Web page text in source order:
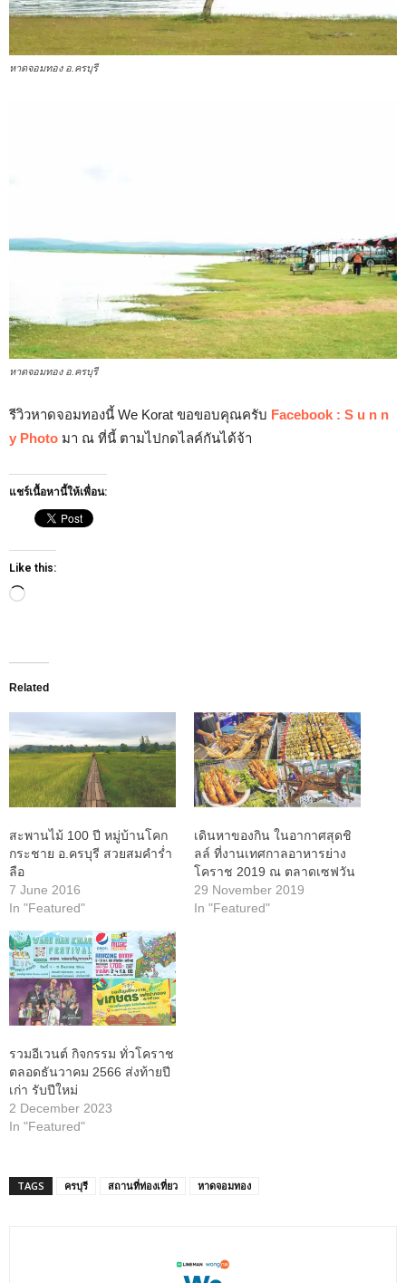
หาดจอมทอง อ.ครบุรี
หาดจอมทอง อ.ครบุรี
รีวิวหาดจอมทองนี้ We Korat ขอขอบคุณครับ Facebook : S u n n
y Photo มา ณ ที่นี้ ตามไปกดไลค์กันได้จ้า
แชร์เนื้อหานี้ให้เพื่อน:
Like this:
Loading…
Related
สะพานไม้ 100 ปี หมู่บ้านโคก
กระชาย อ.ครบุรี สวยสมคำร่ำ
ลือ
7 June 2016
In "Featured"
เดินหาของกิน ในอากาศสุดชิ
ลล์ ที่งานเทศกาลอาหารย่าง
โคราช 2019 ณ ตลาดเซฟวัน
29 November 2019
In "Featured"
รวมอีเวนต์ กิจกรรม ทั่วโคราช
ตลอดธันวาคม 2566 ส่งท้ายปี
เก่า รับปีใหม่
2 December 2023
In "Featured"
TAGS ครบุรี สถานที่ท่องเที่ยว หาดจอมทอง